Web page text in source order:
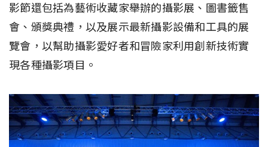
影節還包括為藝術收藏家舉辦的攝影展、圖書籤售
會、頒獎典禮，以及展示最新攝影設備和工具的展
覽會，以幫助攝影愛好者和冒險家利用創新技術實
現各種攝影項目。